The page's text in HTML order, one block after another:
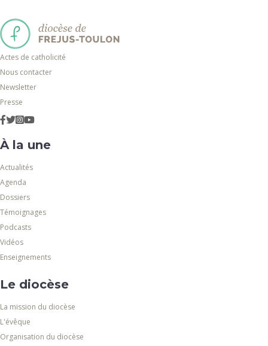
Actes de catholicité
Nous contacter
Newsletter
Presse
À la une
Actualités
Agenda
Dossiers
Témoignages
Podcasts
Vidéos
Enseignements
Le diocèse
La mission du diocèse
L'évêque
Organisation du diocèse